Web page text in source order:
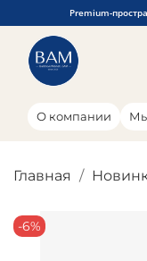
Premium-
О компании
Главная
-6%